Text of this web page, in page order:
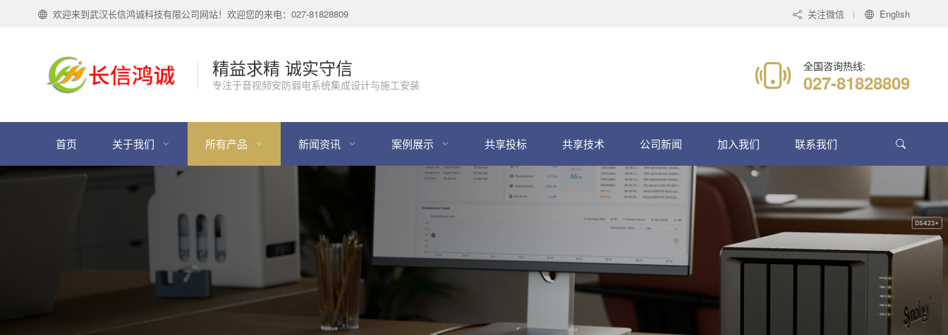
欢迎来到武汉长信鸿诚科技有限公司网站！欢迎您的来电：027-81828809 关注微信 English
精益求精 诚实守信
专注于音视频安防弱电系统集成设计与施工安装
全国咨询热线:
027-81828809
首页 关于我们 所有产品 新闻资讯 案例展示 共享投标 共享技术 公司新闻 加入我们 联系我们